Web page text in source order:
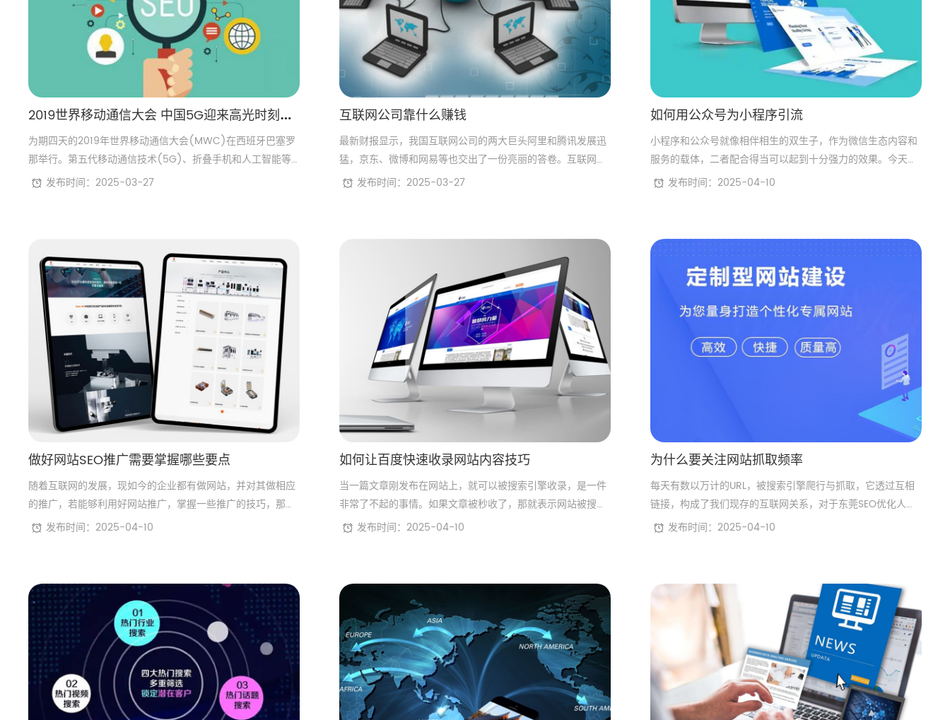
2
019世界移动通信大会 中国5G迎来高光时刻一加手机模拟5G云游戏的未来场景
为期四天的2019年世界移动通信大会(MWC)在西班牙巴塞罗
那举行。第五代移动通信技术(5G)、折叠手机和人工智能等
新科技成果集体亮相，包括中国华为、一加、小米等著名科技
发布时间：2025-03-27
互联网公司靠什么赚钱
最新财报显示，我国互联网公司的两大巨头阿里和腾讯发展迅
猛，京东、微博和网易等也交出了一份亮丽的答卷。互联网公
司的快速发展既有消费升级的因素，也有其自身战略的贡献。
发布时间：2025-03-27
如何用公众号为小程序引流
小程序和公众号就像相伴相生的双生子，作为微信生态内容和
服务的载体，二者配合得当可以起到十分强力的效果。今天的
文章就来谈谈如何用公众号为小程序引流的问题
发布时间：2025-04-10
做好网站SEO推广需要掌握哪些要点
随着互联网的发展，现如今的企业都有做网站，并对其做相应
的推广，若能够利用好网站推广，掌握一些推广的技巧，那么
推广的工作相对来说也更具有目的性，这样想要做好推广也比
发布时间：2025-04-10
如何让百度快速收录网站内容技巧
当一篇文章刚发布在网站上，就可以被搜索引擎收录，是一件
非常了不起的事情。如果文章被秒收了，那就表示网站被搜索
引擎肯定了，而且搜索引擎的蜘蛛对你的网站爬行非常频繁。
发布时间：2025-04-10
为什么要关注网站抓取频率
每天有数以万计的URL，被搜索引擎爬行与抓取，它透过互相
链接，构成了我们现存的互联网关系，对于东莞SEO优化人
员，东莞网站建设经常会谈论一个名词：网站抓取频率。它在
发布时间：2025-04-10